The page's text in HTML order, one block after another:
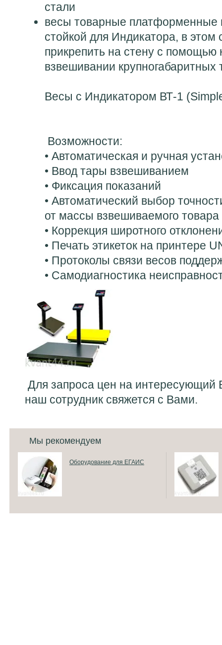
стали
весы товарные платформенные
стойкой для Индикатора, в
прикрепить на стену с помощью
взвешивании крупногабаритных
Весы с Индикатором ВТ-1
Возможности:
• Автоматическая и ручная
• Ввод тары взвешиванием
• Фиксация показаний
• Автоматический выбор
от массы взвешиваемого товара
• Коррекция широтного
• Печать этикеток на принтере
• Протоколы связи весов
• Самодиагностика
Для запроса цен на интересующий
наш сотрудник свяжется с Вами.
Мы рекомендуем
Оборудование для ЕГАИС